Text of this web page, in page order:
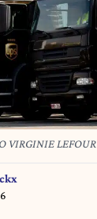
VIRGINIE LEFOUR